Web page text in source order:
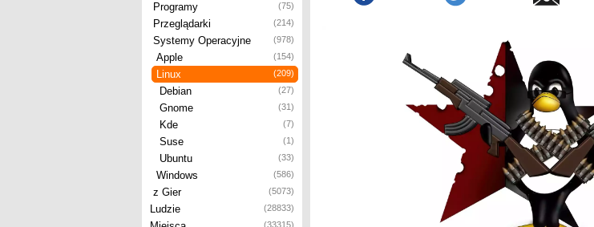
Programy (75)
Przeglądarki (214)
Systemy Operacyjne (978)
Apple (154)
Linux (209)
Debian (27)
Gnome (31)
Kde (7)
Suse (1)
Ubuntu (33)
Windows (586)
z Gier (5073)
Ludzie (28833)
(33315)